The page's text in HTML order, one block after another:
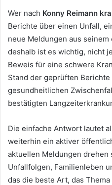
Wer nach Konny Reimann
Berichte über einen Unfall,
neue Meldungen aus
deshalb ist es wichtig, nicht
Beweis für eine schwere
Stand der geprüften
gesundheitlichen
bestätigten
Die einfache Antwort lautet
weiterhin ein aktiver
aktuellen Meldungen drehen
Unfallfolgen, Familienleben
das die beste Art, das